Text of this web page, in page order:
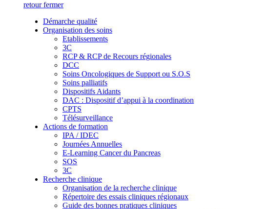
retour fermer
Démarche qualité
Organisation des soins
Etablissements
3C
RCP & RCP de Recours régionales
DCC
Soins Oncologiques de Support ou S.O.S
Soins palliatifs
Dispositifs Aidants
DAC : Dispositif d’appui à la coordination
CPTS
Télésurveillance
Actions de formation
IPA / IDEC
Journées Annuelles
E-Learning Cancer du Pancreas
SOS
3C
Recherche clinique
Organisation de la recherche clinique
Répertoire des essais cliniques régionaux
Guide des bonnes pratiques cliniques